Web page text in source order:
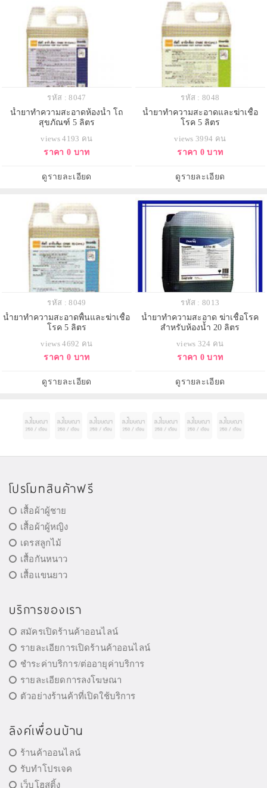
รหัส : 8047
น้ำยาทำความสะอาดห้องน้ำ โถ
สุขภัณฑ์ 5 ลิตร
views 4193 คน
ราคา 0 บาท
ดูรายละเอียด
รหัส : 8048
น้ำยาทำความสะอาดและฆ่าเชื้อ
โรค 5 ลิตร
views 3994 คน
ราคา 0 บาท
ดูรายละเอียด
รหัส : 8049
น้ำยาทำความสะอาดพื้นและฆ่าเชื้อ
โรค 5 ลิตร
views 4692 คน
ราคา 0 บาท
ดูรายละเอียด
รหัส : 8013
น้ำยาทำความสะอาด ฆ่าเชื้อโรค
สำหรับห้องน้ำ 20 ลิตร
views 324 คน
ราคา 0 บาท
ดูรายละเอียด
โปรโมทสินค้าฟรี
เสื้อผ้าผู้ชาย
เสื้อผ้าผู้หญิง
เดรสลูกไม้
เสื้อกันหนาว
เสื้อแขนยาว
บริการของเรา
สมัครเปิดร้านค้าออนไลน์
รายละเอียการเปิดร้านค้าออนไลน์
ชำระค่าบริการ/ต่ออายุค่าบริการ
รายละเอียดการลงโฆษณา
ตัวอย่างร้านค้าที่เปิดใช้บริการ
ลิงค์เพื่อนบ้าน
ร้านค้าออนไลน์
รับทำโปรเจค
เว็บโฮสติ้ง